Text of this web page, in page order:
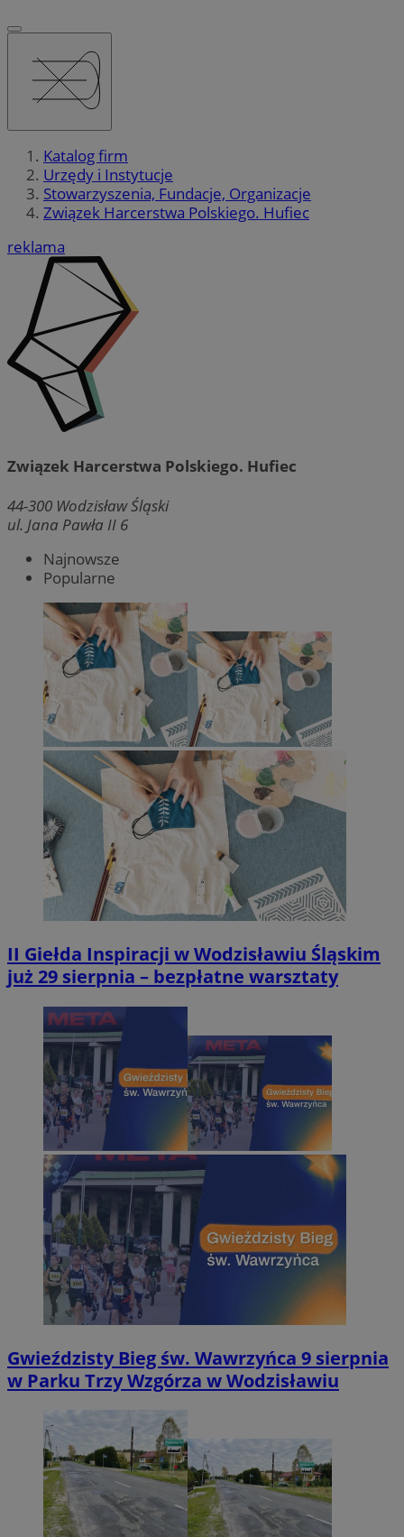
Katalog firm
Urzędy i Instytucje
Stowarzyszenia, Fundacje, Organizacje
Związek Harcerstwa Polskiego. Hufiec
reklama
Związek Harcerstwa Polskiego. Hufiec
44-300 Wodzisław Śląski
ul. Jana Pawła II 6
Najnowsze
Popularne
II Giełda Inspiracji w Wodzisławiu Śląskim
już 29 sierpnia – bezpłatne warsztaty
Gwieździsty Bieg św. Wawrzyńca 9 sierpnia
w Parku Trzy Wzgórza w Wodzisławiu